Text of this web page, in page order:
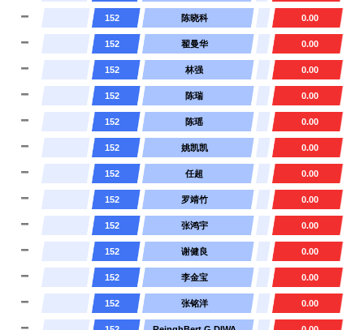
152 陈晓科 0.00
152 翟曼华 0.00
152 林强 0.00
152 陈瑞 0.00
152 陈瑶 0.00
152 姚凯凯 0.00
152 任超 0.00
152 罗靖竹 0.00
152 张鸿宇 0.00
152 谢健良 0.00
152 李金宝 0.00
152 张铭洋 0.00